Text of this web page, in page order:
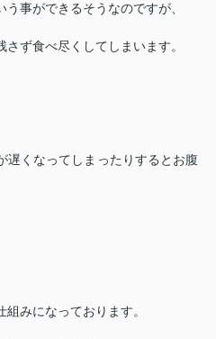
事ができるそうなのですが、
ず食べ尽くしてしまいます。
遅くなってしまったりするとお腹
みになっております。